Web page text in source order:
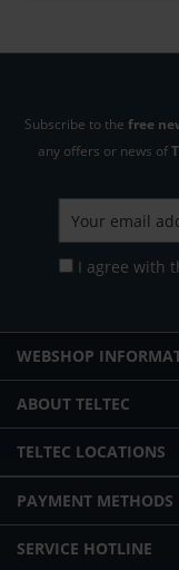
Subscribe to the free
any offers or news of
I agree with
WEBSHOP
ABOUT TELTEC
TELTEC LOCATIONS
PAYMENT METHODS
SERVICE HOTLINE